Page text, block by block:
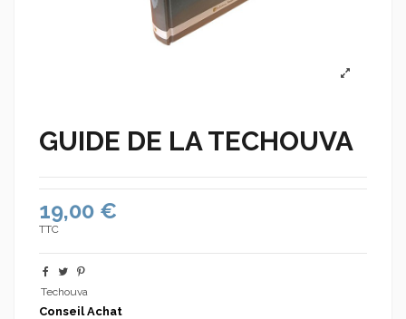
GUIDE DE LA TECHOUVA
19,00 €
TTC
Techouva
Conseil Achat